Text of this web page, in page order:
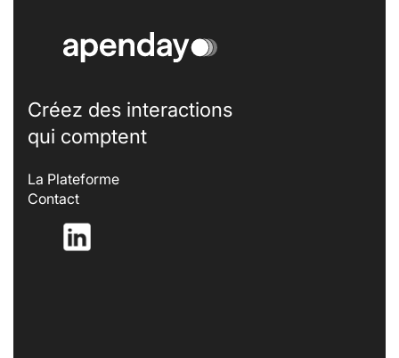
Créez des interactions
qui comptent
La Plateforme
Contact
– Nouvelle fenêtre